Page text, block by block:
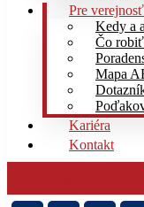
Pre verejnosť
Kedy a
Čo
Mapa
Kariéra
Kontakt